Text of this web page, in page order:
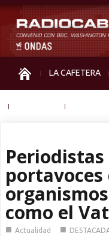
LA CAFETERA
portavoces
como el
■ Actualidad ■